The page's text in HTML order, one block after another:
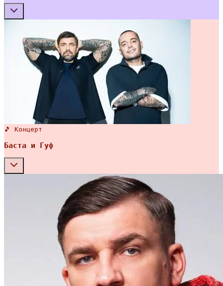
🎵 Концерт
Баста и Гуф